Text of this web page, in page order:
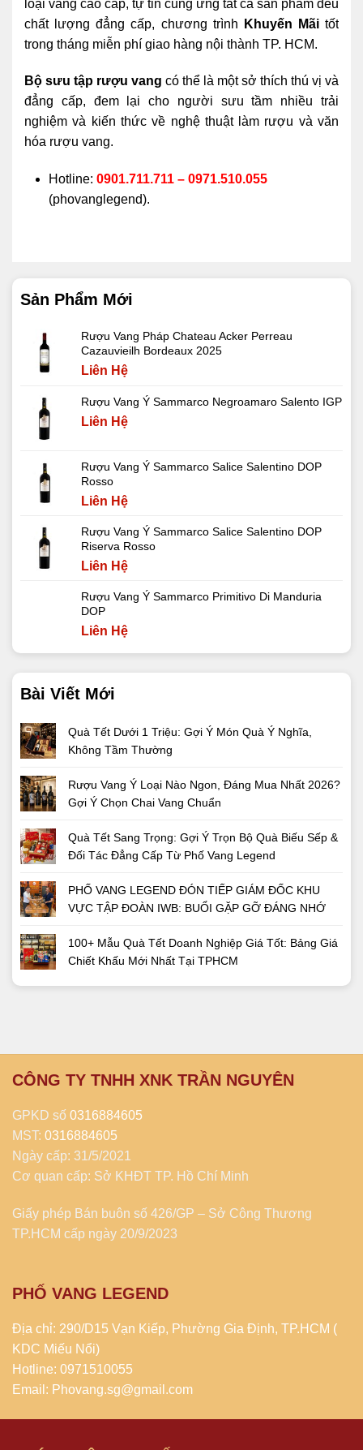
loại vang cao cấp, tự tin cung ứng tất cả sản phẩm đều
chất lượng đẳng cấp, chương trình
Khuyến Mãitốt
trong tháng miễn phí giao hàng nội thành TP. HCM.
Bộ sưu tập rượu vang có thể là một sở thích thú vị và
đẳng cấp, đem lại cho người sưu tầm nhiều trải
nghiệm và kiến thức về nghệ thuật làm rượu và văn
hóa rượu vang.
Hotline: 0901.711.711 – 0971.510.055
(phovanglegend).
Sản Phẩm Mới
Rượu Vang Pháp Chateau Acker Perreau
Cazauvieilh Bordeaux 2025
Liên Hệ
Rượu Vang Ý Sammarco Negroamaro Salento IGP
Liên Hệ
Rượu Vang Ý Sammarco Salice Salentino DOP
Rosso
Liên Hệ
Rượu Vang Ý Sammarco Salice Salentino DOP
Riserva Rosso
Liên Hệ
Rượu Vang Ý Sammarco Primitivo Di Manduria
DOP
Liên Hệ
Bài Viết Mới
Quà Tết Dưới 1 Triệu: Gợi Ý Món Quà Ý Nghĩa,
Không Tầm Thường
Rượu Vang Ý Loại Nào Ngon, Đáng Mua Nhất 2026?
Gợi Ý Chọn Chai Vang Chuẩn
Quà Tết Sang Trọng: Gợi Ý Trọn Bộ Quà Biếu Sếp &
Đối Tác Đẳng Cấp Từ Phố Vang Legend
PHỐ VANG LEGEND ĐÓN TIẾP GIÁM ĐỐC KHU
VỰC TẬP ĐOÀN IWB: BUỔI GẶP GỠ ĐÁNG NHỚ
100+ Mẫu Quà Tết Doanh Nghiệp Giá Tốt: Bảng Giá
Chiết Khấu Mới Nhất Tại TPHCM
CÔNG TY TNHH XNK TRẦN NGUYÊN
GPKD số 0316884605
MST: 0316884605
Ngày cấp: 31/5/2021
Cơ quan cấp: Sở KHĐT TP. Hồ Chí Minh
Giấy phép Bán buôn số 426/GP – Sở Công Thương
TP.HCM cấp ngày 20/9/2023
PHỐ VANG LEGEND
Địa chỉ: 290/D15 Vạn Kiếp, Phường Gia Định, TP.HCM (
KDC Miếu Nổi)
Hotline: 0971510055
Email: Phovang.sg@gmail.com